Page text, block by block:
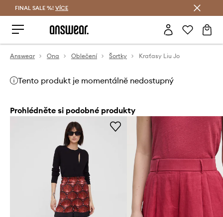
FINAL SALE %! VÍCE
Answear Ona Oblečení Šortky Kraťasy Liu Jo
Tento produkt je momentálně nedostupný
Prohlédněte si podobné produkty